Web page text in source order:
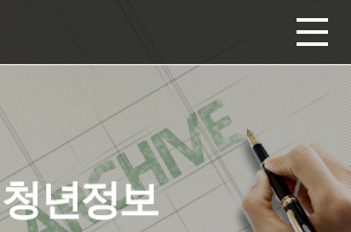
청년정보